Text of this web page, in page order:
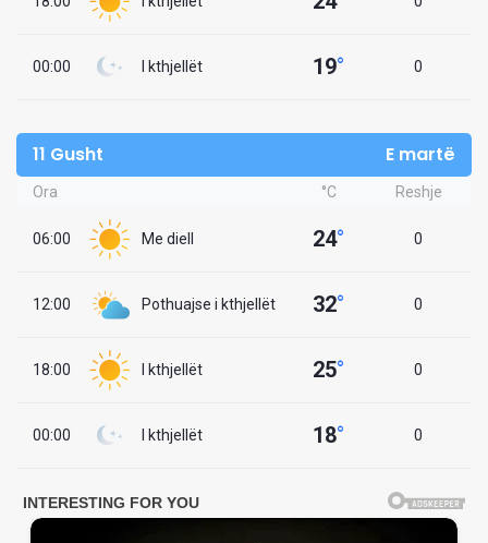
00:00 I kthjellët 19° 0
11 Gusht E martë
Ora °C Reshje
06:00 Me diell 24° 0
12:00 Pothuajse i kthjellët 32° 0
18:00 I kthjellët 25° 0
00:00 I kthjellët 18° 0